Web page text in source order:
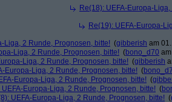
Re(18): UEFA-Europa-
Re(19): UEFA-Europa-
Liga, 2 Runde, Prognosen, bitte! (gibberish am
Liga, 2 Runde, Prognosen, bitte! (bono_d70
Liga, 2 Runde, Prognosen, bitte! (gibberish
Europa-Liga, 2 Runde, Prognosen, bitte! (
Europa-Liga, 2 Runde, Prognosen, bitte! (
UEFA-Europa-Liga, 2 Runde, Prognosen, bitte! (
UEFA-Europa-Liga, 2 Runde, Prognosen, bitte! (